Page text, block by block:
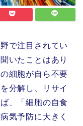
で注目されてい
いたことはあり
細胞が自ら不要
分解し、リサイ
、「細胞の自食
気予防に大きく